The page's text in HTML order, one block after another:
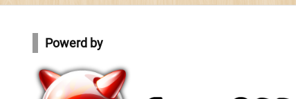
Powerd by